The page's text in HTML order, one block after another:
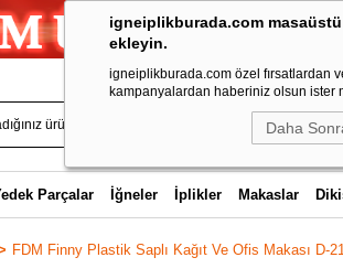
igneiplikburada.com
ekleyin.
igneiplikburada.com özel fırsatlardan
kampanyalardan haberiniz olsun ister
Daha
Parçalar İğneler İplikler Makaslar
FDM Finny Plastik Saplı Kağıt Ve Ofis Makası D-